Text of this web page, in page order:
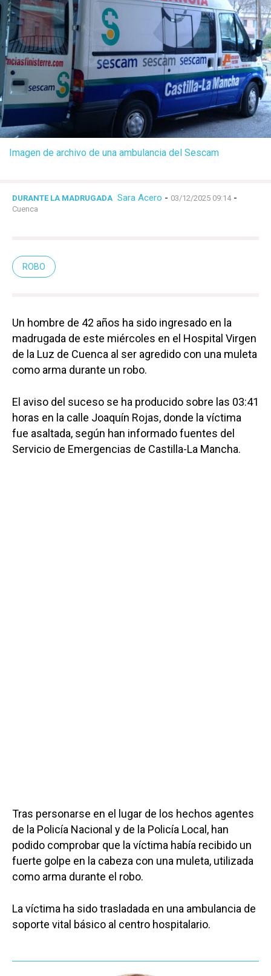
Imagen de archivo de una ambulancia del Sescam
DURANTE LA MADRUGADA Sara Acero - 03/12/2025 09:14-
Cuenca
ROBO
Un hombre de 42 años ha sido ingresado en la
madrugada de este miércoles en el Hospital Virgen
de la Luz de Cuenca al ser agredido con una muleta
como arma durante un robo.
El aviso del suceso se ha producido sobre las 03:41
horas en la calle Joaquín Rojas, donde la víctima
fue asaltada, según han informado fuentes del
Servicio de Emergencias de Castilla-La Mancha.
Tras personarse en el lugar de los hechos agentes
de la Policía Nacional y de la Policía Local, han
podido comprobar que la víctima había recibido un
fuerte golpe en la cabeza con una muleta, utilizada
como arma durante el robo.
La víctima ha sido trasladada en una ambulancia de
soporte vital básico al centro hospitalario.